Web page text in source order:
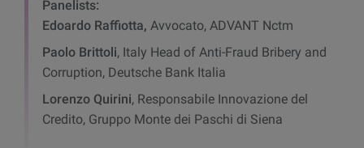
Panelists:
Edoardo Raffiotta, Avvocato, ADVANT Nctm
Paolo Brittoli, Italy Head of Anti-Fraud Bribery and
Corruption, Deutsche Bank Italia
Lorenzo Quirini, Responsabile Innovazione del
Credito, Gruppo Monte dei Paschi di Siena